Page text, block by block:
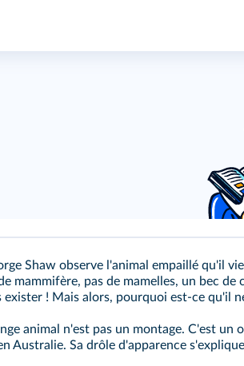
Shaw observe l'animal empaillé qu'il
mammifère, pas de mamelles, un bec de
! Mais alors, pourquoi est-ce qu'il
animal n'est pas un montage. C'est un
Australie. Sa drôle d'apparence